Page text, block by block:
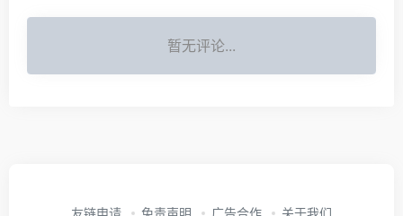
暂无评论...
友链申请 免责声明 广告合作 关于我们